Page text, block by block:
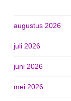
augustus 2026
juli 2026
juni 2026
mei 2026